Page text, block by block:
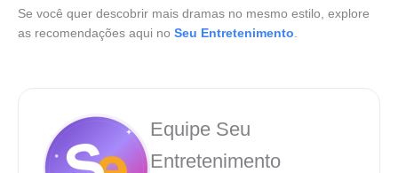
Se você quer descobrir mais dramas no mesmo estilo, explore
as recomendações aqui no Seu Entretenimento
Equipe Seu
Entretenimento